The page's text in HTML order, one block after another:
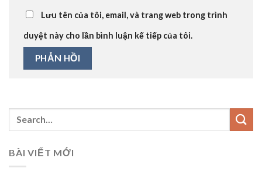
Lưu tên của tôi, email, và trang web trong trình
duyệt này cho lần bình luận kế tiếp của tôi.
BÀI VIẾT MỚI